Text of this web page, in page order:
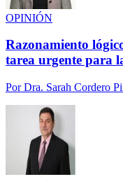
OPINIÓN
Razonamiento
tarea urgente para
PorDra. Sarah Cordero